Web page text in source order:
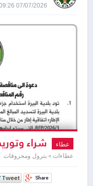
07/07/2026 09:26 صباحاً
عطاء شراء
عطاءات » بترول ومحروقات